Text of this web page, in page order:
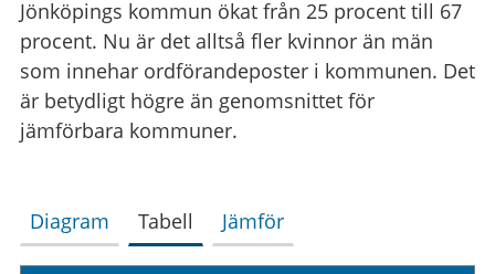
Jönköpings kommun ökat från 25 procent till 67
procent. Nu är det alltså fler kvinnor än män
som innehar ordförandeposter i kommunen. Det
är betydligt högre än genomsnittet för
jämförbara kommuner.
Diagram Tabell Jämför